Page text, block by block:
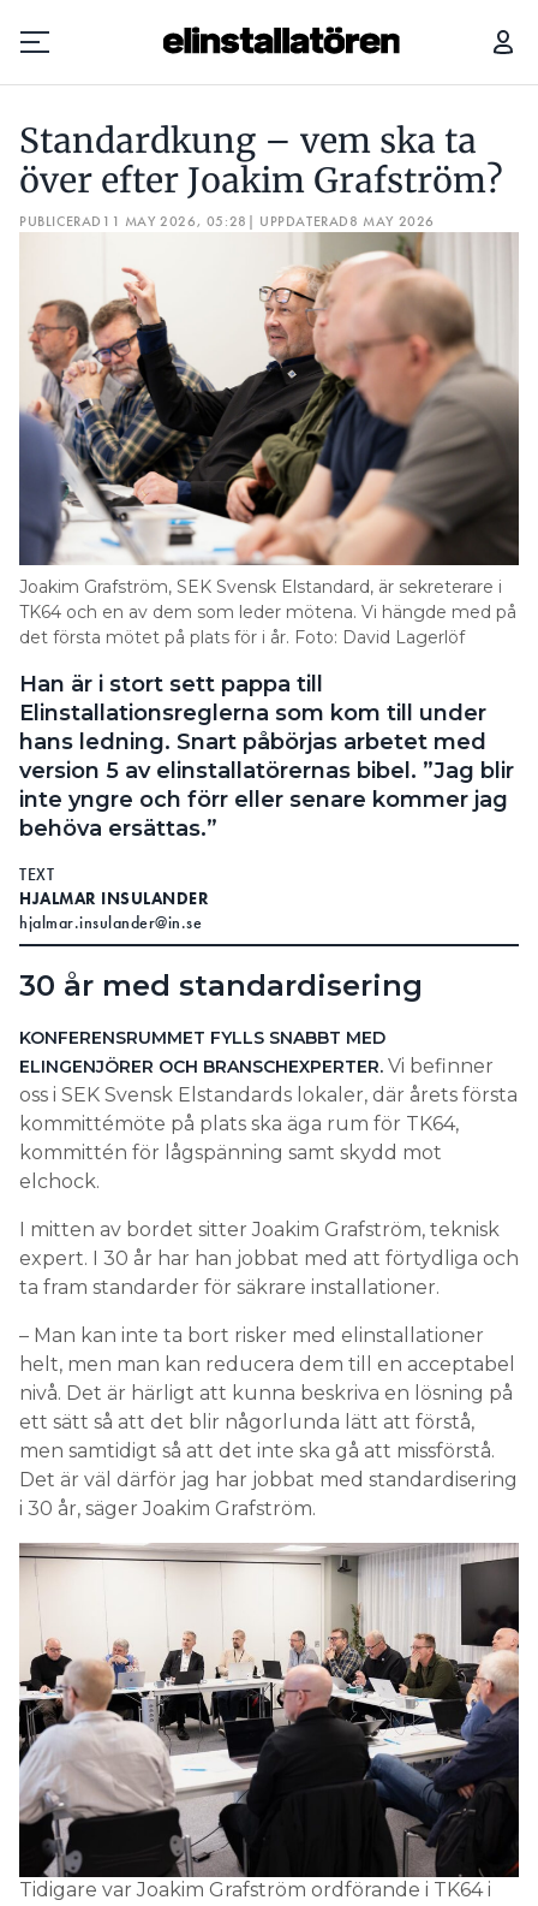
Prenumerera
Hantera prenumeration
Lediga jobb
Annonsera
Läs E-tidningen
Om tidningen
Kontakt
Personuppgifter
Search for:
SEARCH
Standardkung – vem ska ta
över efter Joakim Grafström?
PUBLICERAD 11 MAY 2026, 05:28 | UPPDATERAD8 MAY 2026
Joakim Grafström, SEK Svensk Elstandard, är sekreterare i
TK64 och en av dem som leder mötena. Vi hängde med på
det första mötet på plats för i år. Foto: David Lagerlöf
Han är i stort sett pappa till
Elinstallationsreglerna som kom till under
hans ledning. Snart påbörjas arbetet med
version 5 av elinstallatörernas bibel. ”Jag blir
inte yngre och förr eller senare kommer jag
behöva ersättas.”
TEXT
HJALMAR INSULANDER
hjalmar.insulander@in.se
30 år med standardisering
KONFERENSRUMMET FYLLS SNABBT MED
ELINGENJÖRER OCH BRANSCHEXPERTER. Vi befinner
oss i SEK Svensk Elstandards lokaler, där årets första
kommittémöte på plats ska äga rum för TK64,
kommittén för lågspänning samt skydd mot
elchock.
I mitten av bordet sitter Joakim Grafström, teknisk
expert. I 30 år har han jobbat med att förtydliga och
ta fram standarder för säkrare installationer.
– Man kan inte ta bort risker med elinstallationer
helt, men man kan reducera dem till en acceptabel
nivå. Det är härligt att kunna beskriva en lösning på
ett sätt så att det blir någorlunda lätt att förstå,
men samtidigt så att det inte ska gå att missförstå.
Det är väl därför jag har jobbat med standardisering
i 30 år, säger Joakim Grafström.
Tidigare var Joakim Grafström ordförande i TK64 i